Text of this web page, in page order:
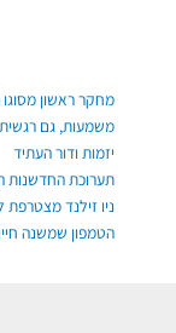
משמעות, גם רגשית
יזמות ודור העתיד
תערוכת החדשנות
ניו זילנד
הטמפון שמשנה